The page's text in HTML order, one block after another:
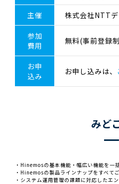
主催 株式会社NTT
参加
費用
無料(事前登録
お申
込み
お申し込みは、
みど
・Hinemosの基本機能・幅広い機能を一
・Hinemosの製品ラインナップをすべて
・システム運用管理の課題に対応したエ